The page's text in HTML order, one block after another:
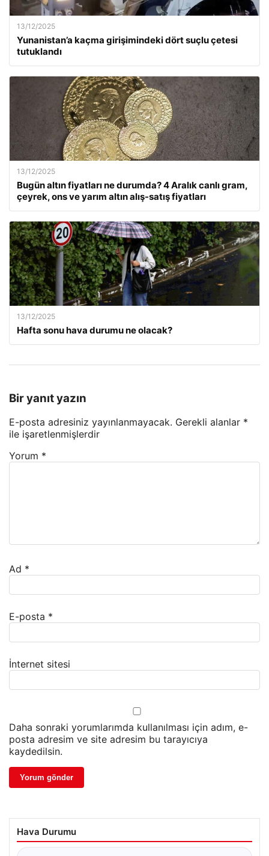
13/12/2025
Yunanistan’a kaçma girişimindeki dört suçlu çetesi
tutuklandı
13/12/2025
Bugün altın fiyatları ne durumda? 4 Aralık canlı gram,
çeyrek, ons ve yarım altın alış-satış fiyatları
13/12/2025
Hafta sonu hava durumu ne olacak?
Bir yanıt yazın
E-posta adresiniz yayınlanmayacak. Gerekli alanlar *
ile işaretlenmişlerdir
Yorum *
Ad *
E-posta *
İnternet sitesi
Daha sonraki yorumlarımda kullanılması için adım, e-
posta adresim ve site adresim bu tarayıcıya
kaydedilsin.
Hava Durumu